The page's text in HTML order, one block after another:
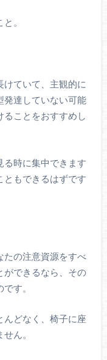
。
けていて、主観的に
発達していない可能
ことをおすすめし
る時に集中できます
ともできるはずです
たの注意資源をすべ
ができるなら、その
す。
んどなく、椅子に座
ん。